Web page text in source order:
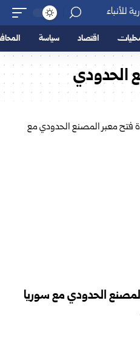
اقتصاد سياسة
الحدودي
الحدودي مع سوريا